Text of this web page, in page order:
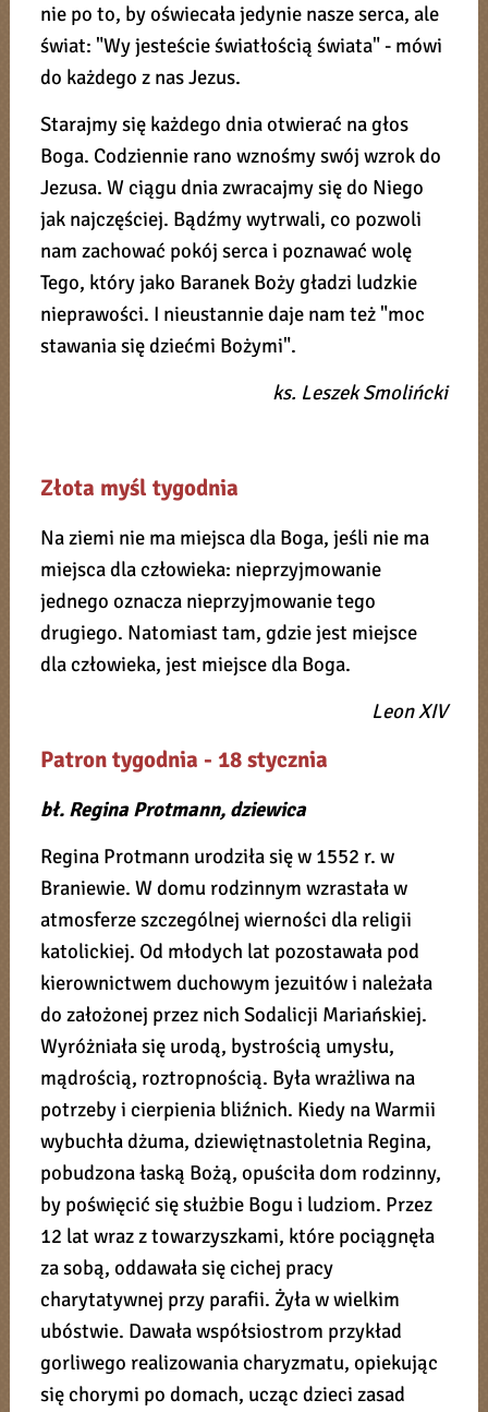
nie po to, by oświecała jedynie nasze serca, ale
świat: "Wy jesteście światłością świata" - mówi
do każdego z nas Jezus.
Starajmy się każdego dnia otwierać na głos
Boga. Codziennie rano wznośmy swój wzrok do
Jezusa. W ciągu dnia zwracajmy się do Niego
jak najczęściej. Bądźmy wytrwali, co pozwoli
nam zachować pokój serca i poznawać wolę
Tego, który jako Baranek Boży gładzi ludzkie
nieprawości. I nieustannie daje nam też "moc
stawania się dziećmi Bożymi".
ks. Leszek Smolińcki
Złota myśl tygodnia
Na ziemi nie ma miejsca dla Boga, jeśli nie ma
miejsca dla człowieka: nieprzyjmowanie
jednego oznacza nieprzyjmowanie tego
drugiego. Natomiast tam, gdzie jest miejsce
dla człowieka, jest miejsce dla Boga.
Leon XIV
Patron tygodnia - 18 stycznia
bł. Regina Protmann, dziewica
Regina Protmann urodziła się w 1552 r. w
Braniewie. W domu rodzinnym wzrastała w
atmosferze szczególnej wierności dla religii
katolickiej. Od młodych lat pozostawała pod
kierownictwem duchowym jezuitów i należała
do założonej przez nich Sodalicji Mariańskiej.
Wyróżniała się urodą, bystrością umysłu,
mądrością, roztropnością. Była wrażliwa na
potrzeby i cierpienia bliźnich. Kiedy na Warmii
wybuchła dżuma, dziewiętnastoletnia Regina,
pobudzona łaską Bożą, opuściła dom rodzinny,
by poświęcić się służbie Bogu i ludziom. Przez
12 lat wraz z towarzyszkami, które pociągnęła
za sobą, oddawała się cichej pracy
charytatywnej przy parafii. Żyła w wielkim
ubóstwie. Dawała współsiostrom przykład
gorliwego realizowania charyzmatu, opiekując
się chorymi po domach, ucząc dzieci zasad